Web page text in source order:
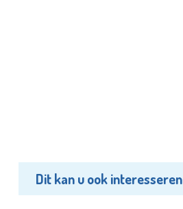
Dit kan u ook interesseren